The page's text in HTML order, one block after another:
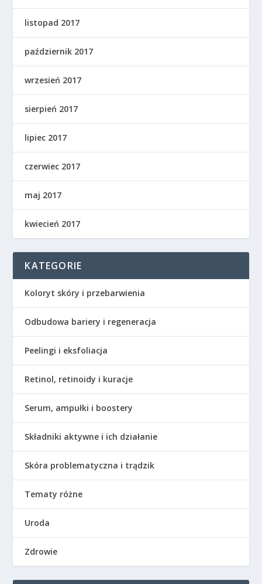
listopad 2017
październik 2017
wrzesień 2017
sierpień 2017
lipiec 2017
czerwiec 2017
maj 2017
kwiecień 2017
KATEGORIE
Koloryt skóry i przebarwienia
Odbudowa bariery i regeneracja
Peelingi i eksfoliacja
Retinol, retinoidy i kuracje
Serum, ampułki i boostery
Składniki aktywne i ich działanie
Skóra problematyczna i trądzik
Tematy różne
Uroda
Zdrowie